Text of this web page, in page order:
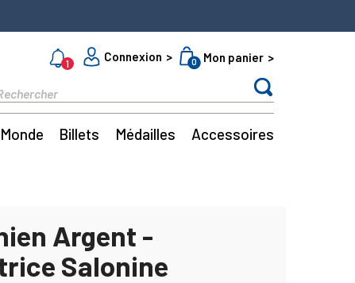
1
Connexion 0 Mon panier
Monde Billets Médailles Accessoires
Argent -
Salonine